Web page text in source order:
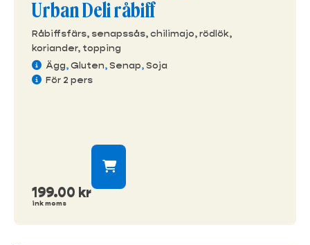
Urban Deli råbiff
Råbiffsfärs, senapssås, chilimajo, rödlök,
koriander, topping
Ägg,Gluten,Senap,Soja
För 2 pers
199.00 kr
ink moms